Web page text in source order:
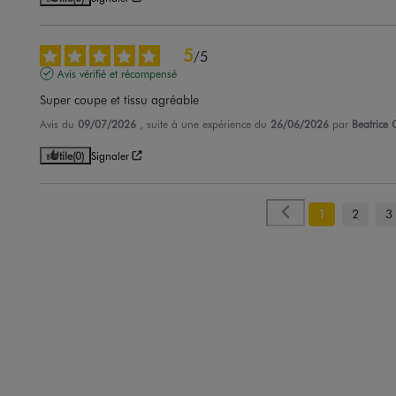
5/5
Avis vérifié et récompensé
Super coupe et tissu agréable
Avis du 09/07/2026 , suite à une expérience du 26/06/2026 par Beatrice
Utile(0) Signaler
1 2 3